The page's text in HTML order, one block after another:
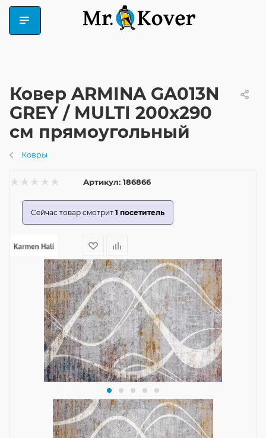
Ковер ARMINA GA013N
GREY / MULTI 200x290
см прямоугольный
Ковры
Артикул: 186866
Сейчас товар смотрит 1 посетитель